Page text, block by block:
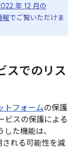
年 12 月の
報でご覧いただけま
スでのリス
トフォームの保護
ビスの保護による
た機能は、
れる可能性を減